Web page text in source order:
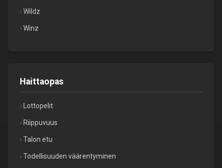
Wildz
Winz
Haittaopas
Lottopelit
Riippuvuus
Talon etu
Todellisuuden väärentyminen